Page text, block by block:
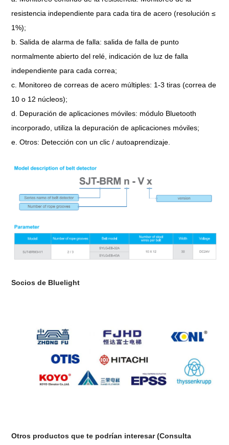
resistencia independiente para cada tira de acero (resolución ≤
1%);
b. Salida de alarma de falla: salida de falla de punto
normalmente abierto del relé, indicación de luz de falla
independiente para cada correa;
c. Monitoreo de correas de acero múltiples: 1-3 tiras (correa de
10 o 12 núcleos);
d. Depuración de aplicaciones móviles: módulo Bluetooth
incorporado, utiliza la depuración de aplicaciones móviles;
e. Otros: Detección con un clic / autoaprendizaje.
Socios de Bluelight
Otros productos que te podrían interesar (Consulta